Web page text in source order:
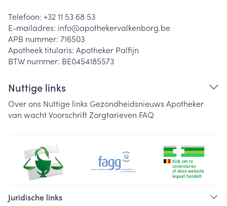
Telefoon: +32 11 53 68 53
E-mailadres: info@apothekervalkenborg.be
APB nummer: 716503
Apotheek titularis: Apotheker Palfijn
BTW nummer: BE0454185573
Nuttige links
Over ons Nuttige links Gezondheidsnieuws Apotheker
van wachtVoorschriftZorgtarieven FAQ
Juridische links